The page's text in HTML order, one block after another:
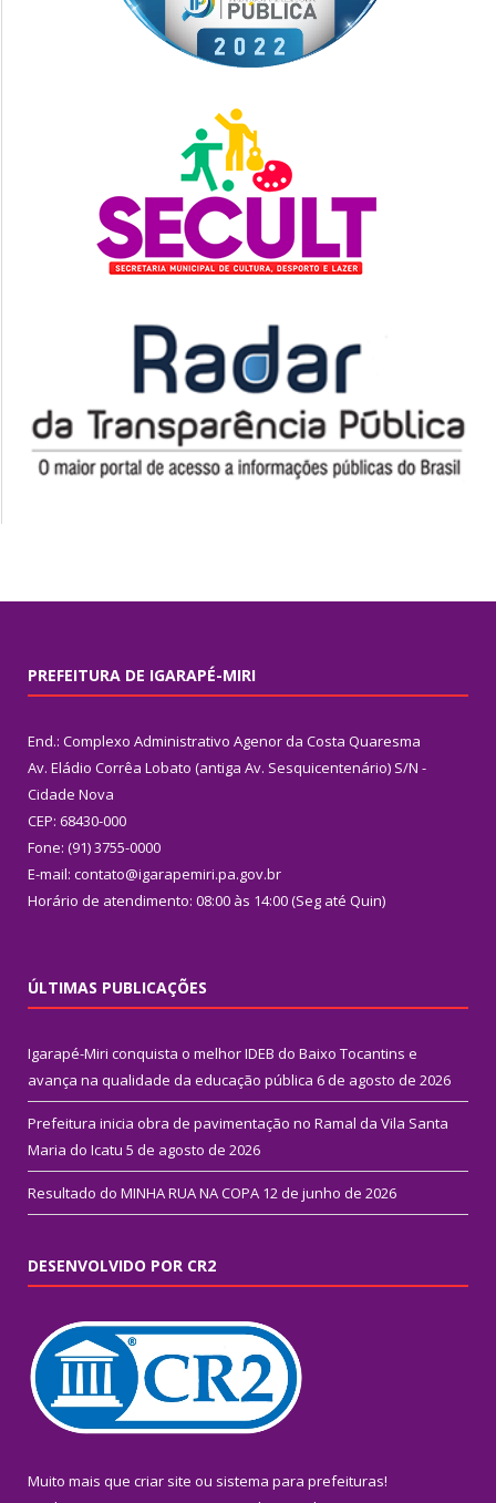
PREFEITURA DE IGARAPÉ-MIRI
End.: Complexo Administrativo Agenor da Costa Quaresma
Av. Eládio Corrêa Lobato (antiga Av. Sesquicentenário) S/N -
Cidade Nova
CEP: 68430-000
Fone: (91) 3755-0000
E-mail: contato@igarapemiri.pa.gov.br
Horário de atendimento: 08:00 às 14:00 (Seg até Quin)
ÚLTIMAS PUBLICAÇÕES
Igarapé-Miri conquista o melhor IDEB do Baixo Tocantins e
avança na qualidade da educação pública 6 de agosto de 2026
Prefeitura inicia obra de pavimentação no Ramal da Vila Santa
Maria do Icatu 5 de agosto de 2026
Resultado do MINHA RUA NA COPA 12 de junho de 2026
DESENVOLVIDO POR CR2
Muito mais que criar site ou sistema para prefeituras!